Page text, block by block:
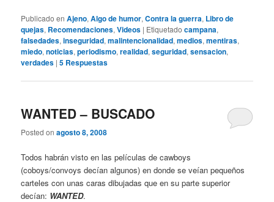
Publicado en Ajeno,Algo de humor,Contra la guerra, Libro de
quejas, Recomendaciones,Videos | Etiquetado campana,
falsedades,inseguridad,malintencionalidad,medios,mentiras,
miedo,noticias,periodismo,realidad,seguridad,sensacion,
verdades |5 Respuestas
WANTED – BUSCADO
Posted onagosto 8, 2008
Todos habrán visto en las películas de cawboys
(coboys/convoys decían algunos) en donde se veían pequeños
carteles con unas caras dibujadas que en su parte superior
decían: WANTED.